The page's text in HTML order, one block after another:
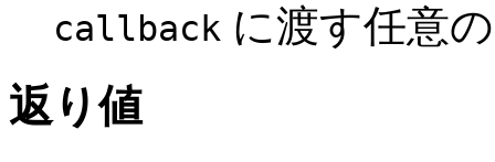
callback に渡す任意
返り値